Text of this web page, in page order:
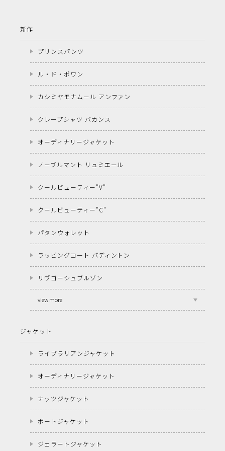
新作
プリンスパンツ
ル・ド・ポワン
カシミヤモナムール アンファン
クレープシャツ バカンス
オーディナリージャケット
ノーブルマント リュミエール
クールビューティー"V"
クールビューティー"C"
パタンウォレット
ラッピングコート パディントン
リヴゴーシュブルゾン
view more
ジャケット
ライブラリアンジャケット
オーディナリージャケット
ナッツジャケット
ポートジャケット
ジェラートジャケット